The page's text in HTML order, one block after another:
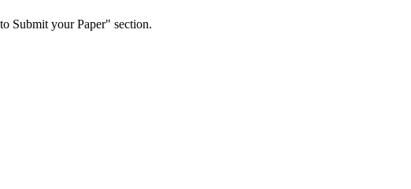
Submit your Paper" section.